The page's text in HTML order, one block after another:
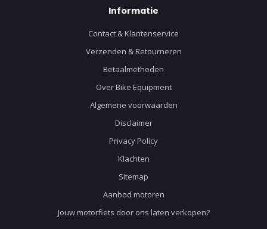
Informatie
Contact & Klantenservice
Verzenden & Retourneren
Betaalmethoden
Over Bike Equipment
Algemene voorwaarden
Disclaimer
Privacy Policy
Klachten
Sitemap
Aanbod motoren
Jouw motorfiets door ons laten verkopen?